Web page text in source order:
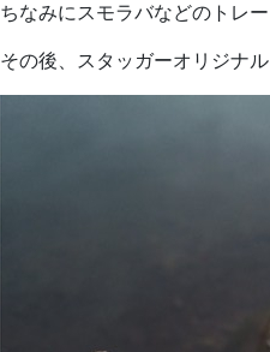
ちなみにスモラバなどのトレ
その後、スタッガーオリジナ